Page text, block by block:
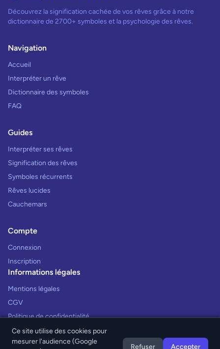
Découvrez la signification cachée de vos rêves grâce à notre
dictionnaire de 2700+ symboles et la psychologie des rêves.
Navigation
Accueil
Interpréter un rêve
Dictionnaire des symboles
FAQ
Guides
Interpréter ses rêves
Signification des rêves
Symboles récurrents
Rêves lucides
Cauchemars
Compte
Connexion
Inscription
Informations légales
Mentions légales
CGV
Politique de confidentialité
Ce site utilise des cookies pour
mesurer l'audience (Google
Refuser Accepter